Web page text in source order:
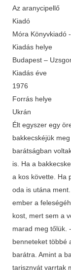
Az aranycipellő
Kiadó
Móra Könyvkiadó
Kiadás helye
Budapest –
Kiadás éve
1976
Forrás helye
Ukrán
Élt egyszer egy
bakkecskéjük
barátságban
is. Ha a
a kos követte. Ha
oda is utána
ember a
kost, mert sem a
marad meg tőlük.
benneteket többé
barátra. Amint a
tarisznyát varrtak